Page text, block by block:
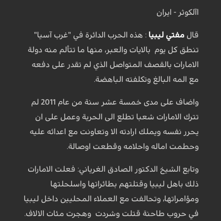
اآلكوثر - ايران
قال مفتي ليبيا : هذه الحرب الدائرة في "غرب آسيا"
تنطق كل يوم بالايات والعبر، منها ما تتألم منه دولة
الامارات بالقصف المتواصل الذي لم تقدر على دفعه
مع المه البالغ وتكلفته الباهضة.
واضاف على مدى خمسة عشر سنة من عام 2011 لم
تترك الامارات شعبا تطلع الى الحرية وعمل على ان
يحرر نفسه ويملك ارادته الا وتعاونت مع اعدائه عليه
وحطمت اماله واحلامه وقطعت اوصالة.
وتابع الشيخ الدكتور الصادق الغرياني: فعلت الامارات
ذلك باهل ليبيا وقتلتهم بطائراتها واسلحلتها
ومؤامراتها، وتحالفت مع العملاء المحليين داخل ليبيا
في حروب طاحنة قتلت وشردت وهجرت مئات الالاف.